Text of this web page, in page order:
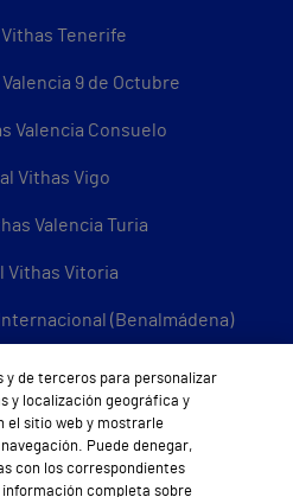
Tenerife
9 de Octubre
Valencia Consuelo
Vithas Vigo
Valencia Turia
Vithas Vitoria
(Benalmádena)
centros Vithas
Vithas
y de terceros para personalizar
y localización geográfica y
el sitio web y mostrarle
Puede denegar,
con los correspondientes
completa sobre